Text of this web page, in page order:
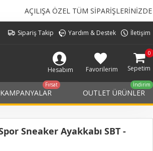
SİPARİŞLERİNİZDEKARGO BEDELİ
Sipariş Takip Yardım & Destek İletişim
Hesabım Favorilerim Sepetim
0
KAMPANYALAR
Fırsat
OUTLET ÜRÜNLER
İndirim
Sneaker Ayakkabı SBT -